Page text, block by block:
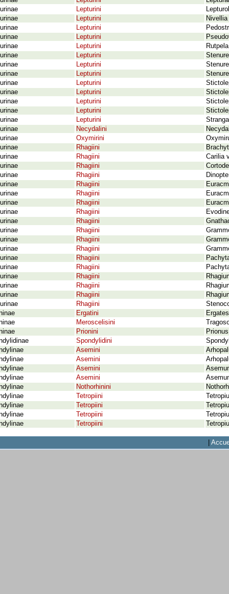
Lepturini
Lepturini
Lepturini
Lepturini
Lepturini
Lepturini
Lepturini
Lepturini
Lepturini
Lepturini
Lepturini
Lepturini
Lepturini
Necydalini
Oxymirini
Rhagiini
Rhagiini
Carilia
Rhagiini
Rhagiini
Rhagiini
Rhagiini
Rhagiini
Rhagiini
Rhagiini
Rhagiini
Rhagiini
Rhagiini
Rhagiini
Rhagiini
Rhagiini
Rhagiini
Rhagiini
Rhagiini
Ergatini
Meroscelisini
Prionini
Spondylidini
Asemini
Asemini
Asemini
Asemini
Nothorhinini
Tetropiini
Tetropiini
Tetropiini
Tetropiini